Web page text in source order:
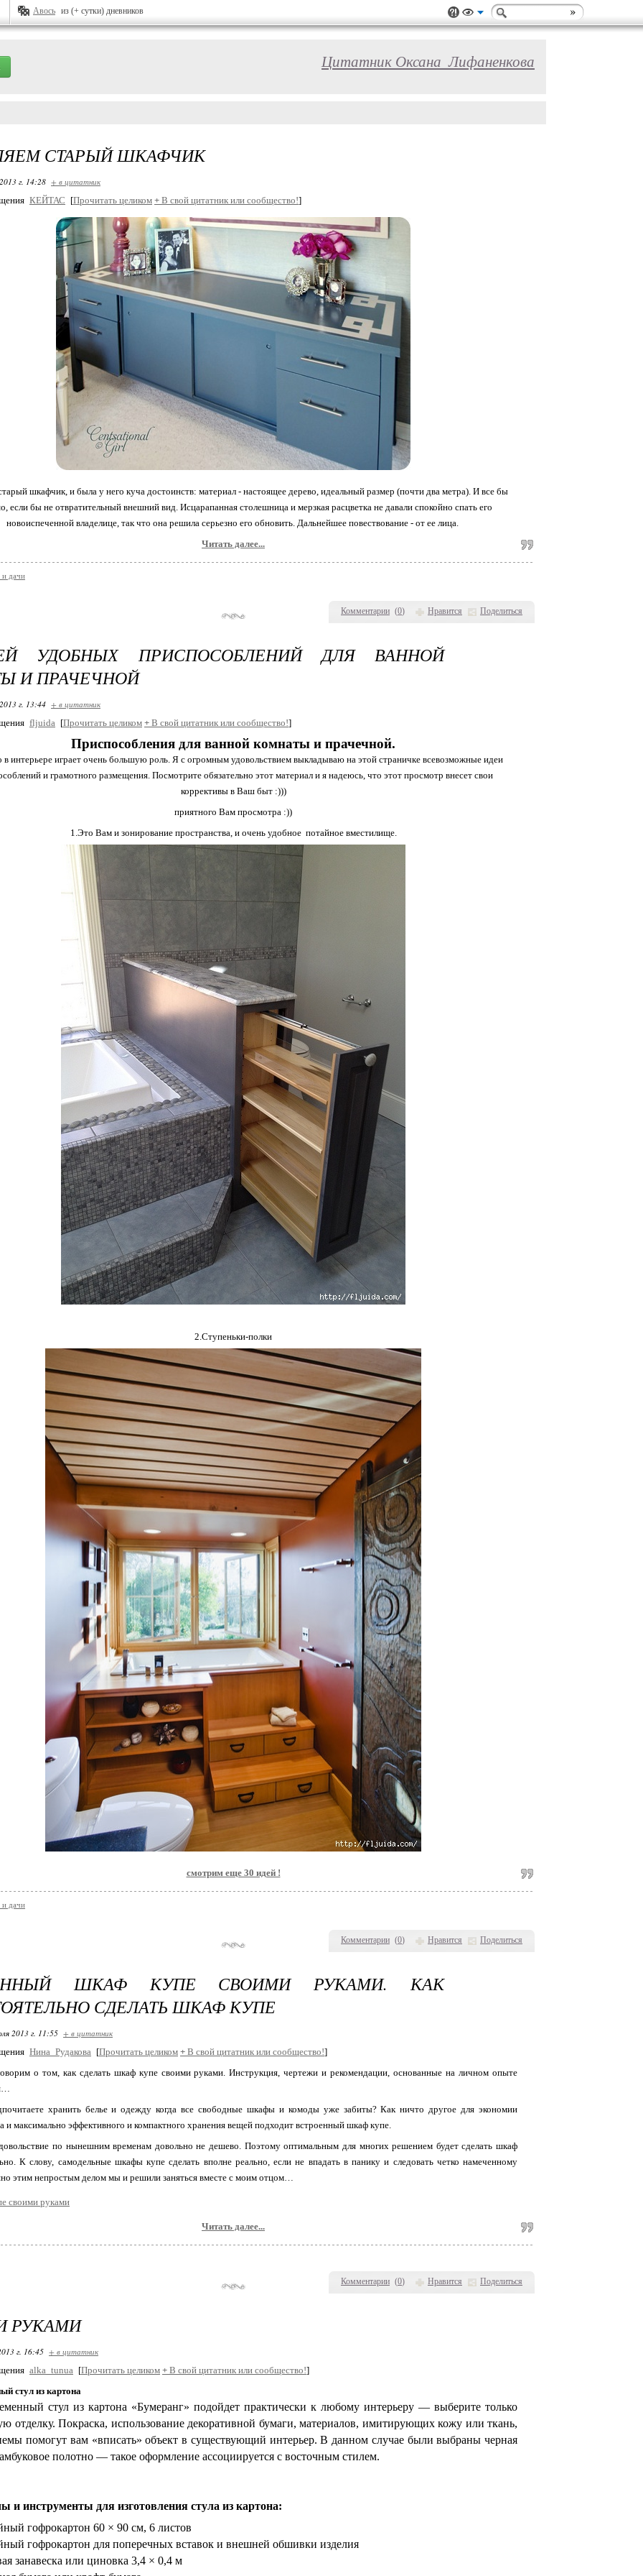
Авось из (+ сутки) дневников
Цитатник Оксана_Лифаненкова
Комментарии (0) Нравится Поделиться
СТАРЫЙ ШКАФЧИК
г. 14:28 + в цитатник
КЕЙТАС [Прочитать целиком + В свой цитатник или сообщество!]
шкафчик, и была у него куча достоинств: материал - настоящее дерево, идеальный размер (почти два метра). И все бы
если бы не отвратительный внешний вид. Исцарапанная столешница и мерзкая расцветка не давали спокойно спать его
новоиспеченной владелице, так что она решила серьезно его обновить. Дальнейшее повествование - от ее лица.
Читать далее...
и дачи
Комментарии (0) Нравится Поделиться
УДОБНЫХ ПРИСПОСОБЛЕНИЙ ДЛЯ ВАННОЙ
И ПРАЧЕЧНОЙ
г. 13:44 + в цитатник
fljuida [Прочитать целиком + В свой цитатник или сообщество!]
Приспособления для ванной комнаты и прачечной.
в интерьере играет очень большую роль. Я с огромным удовольствием выкладываю на этой страничке всевозможные идеи
и грамотного размещения. Посмотрите обязательно этот материал и я надеюсь, что этот просмотр внесет свои
коррективы в Ваш быт :)))
приятного Вам просмотра :))
1.Это Вам и зонирование пространства, и очень удобное потайное вместилище.
2.Ступеньки-полки
смотрим еще 30 идей !
и дачи
Комментарии (0) Нравится Поделиться
ШКАФ КУПЕ СВОИМИ РУКАМИ. КАК
СДЕЛАТЬ ШКАФ КУПЕ
2013 г. 11:55 + в цитатник
Нина_Рудакова [Прочитать целиком + В свой цитатник или сообщество!]
о том, как сделать шкаф купе своими руками. Инструкция, чертежи и рекомендации, основанные на личном опыте
хранить белье и одежду когда все свободные шкафы и комоды уже забиты? Как ничто другое для экономии
и максимально эффективного и компактного хранения вещей подходит встроенный шкаф купе.
по нынешним временам довольно не дешево. Поэтому оптимальным для многих решением будет сделать шкаф
К слову, самодельные шкафы купе сделать вполне реально, если не впадать в панику и следовать четко намеченному
этим непростым делом мы и решили заняться вместе с моим отцом…
Читать далее...
РУКАМИ
г. 16:45 + в цитатник
alka_tunua [Прочитать целиком + В свой цитатник или сообщество!]
стул из картона
стул из картона «Бумеранг» подойдет практически к любому интерьеру — выберите только
отделку. Покраска, использование декоративной бумаги, материалов, имитирующих кожу или ткань,
помогут вам «вписать» объект в существующий интерьер. В данном случае были выбраны черная
полотно — такое оформление ассоциируется с восточным стилем.
и инструменты для изготовления стула из картона:
гофрокартон 60 × 90 см, 6 листов
гофрокартон для поперечных вставок и внешней обшивки изделия
занавеска или циновка 3,4 × 0,4 м